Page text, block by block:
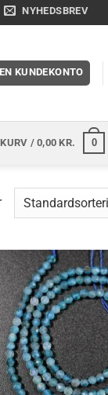
NYHEDSBREV
KUNDEKONTO
KURV /0,00KR. 0